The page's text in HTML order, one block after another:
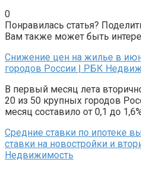
0
Понравилась статья?
Вам также может быть
Снижение цен на жилье в
городов России | РБК
В первый месяц лета
20 из 50 крупных городов
месяц составило от 0,1 до
Средние ставки по ипотеке
ставки на новостройки и
Недвижимость